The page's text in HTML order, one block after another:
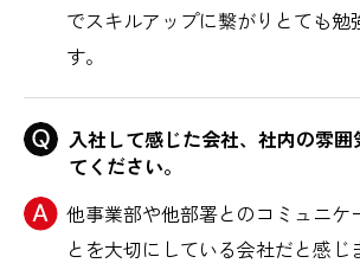
でスキルアップに繋がりとても勉
す。
入社して感じた会社、社内の雰
てください。
他事業部や他部署とのコミュニケ
とを大切にしている会社だと感じ